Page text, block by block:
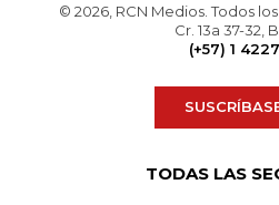
© 2026, RCN Medios. Todos
Cr. 13a 37-32,
(+57) 1
TODAS LAS